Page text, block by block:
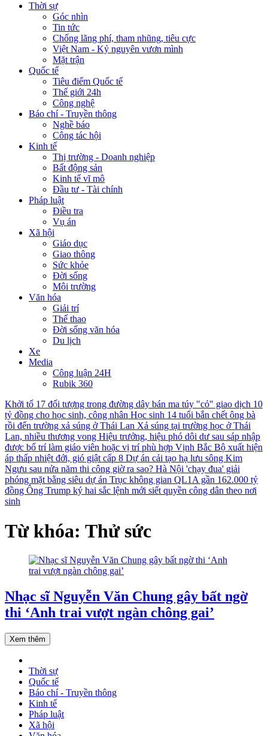
Thời sự
Góc nhìn
Tin tức
Chống lãng phí, tham nhũng, tiêu cực
Việt Nam - Kỷ nguyên vươn mình
Mặt trận
Quốc tế
Tiêu điểm Quốc tế
Thế giới 24h
Công nghệ
Báo chí - Truyền thông
Nghề báo
Công tác hội
Kinh tế
Thị trường - Doanh nghiệp
Bất động sản
Kinh tế vĩ mô
Đầu tư - Tài chính
Pháp luật
Điều tra
Vụ án
Xã hội
Giáo dục
Giao thông
Sức khỏe
Đời sống
Môi trường
Văn hóa
Giải trí
Thể thao
Đời sống văn hóa
Du lịch
Xe
Media
Công luận 24H
Rubik 360
Khởi tố 17 đối tượng trong đường dây bán ma túy "cỏ" giao dịch 10
tỷ đồng cho học sinh, công nhân Học sinh 14 tuổi bắn chết ông bà
rồi đến trường xả súng ở Thái Lan Xả súng tại trường học ở Thái
Lan, nhiều thương vong Hiệu trưởng, hiệu phó dôi dư sau sáp nhập
được bố trí làm giáo viên hoặc vị trí phù hợp Vịnh Bắc Bộ xuất hiện
áp thấp nhiệt đới, gió giật cấp 8 Dự án cải tạo hạ lưu sông Kim
Ngưu sau nửa năm thi công giờ ra sao? Hà Nội 'chạy đua' giải
phóng mặt bằng siêu dự án Trục không gian QL1A gần 162.000 tỷ
đồng Ông Trump ký hai sắc lệnh mới siết quyền công dân theo nơi
sinh
Từ khóa: Thử sức
Nhạc sĩ Nguyễn Văn Chung gây bất ngờ
thi ‘Anh trai vượt ngàn chông gai’
Xem thêm
Thời sự
Quốc tế
Báo chí - Truyền thông
Kinh tế
Pháp luật
Xã hội